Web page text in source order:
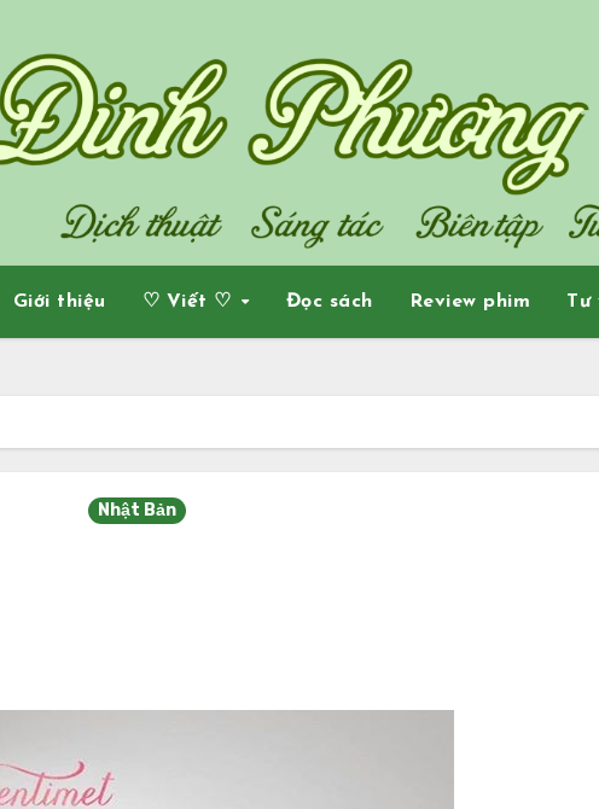
Giới thiệu ♡ Viết ♡ Đọc sách Review phim Tư
Nhật Bản